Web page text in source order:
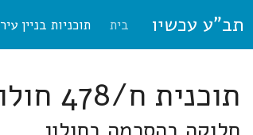
תב"ע עכשיו בית תוכניות בניין עיר
תוכנית ח/478 חולון